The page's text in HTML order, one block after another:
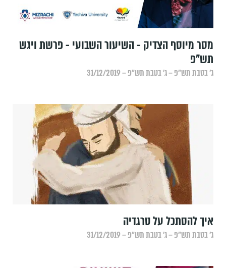
מסר מיוסף הצדיק - השיעור השבועי - פרשת ויגש
תש"פ
ג׳ בטבת תש״פ – ג׳ בטבת תש״פ – 31/12/2019
איך להסתכל על טרגדיה
ג׳ בטבת תש״פ – ג׳ בטבת תש״פ – 31/12/2019